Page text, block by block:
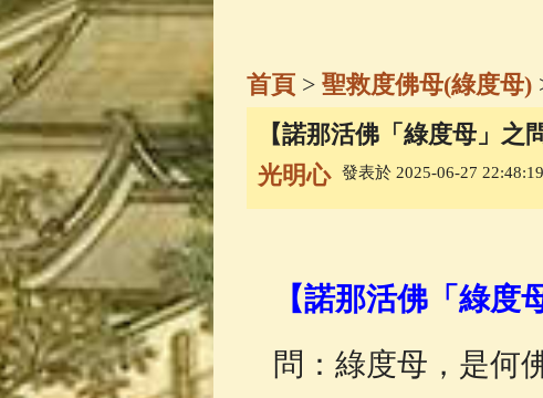
一切如來心秘密全
釋迦牟尼佛傳 (69)
佛典故事 (37) 佛
首頁> 聖救度佛母(綠度母)
【諾那活佛「綠度母」之
光明心
發表於 2025-06-27 22:48:19
【諾那活佛「綠度
問：綠度母，是何